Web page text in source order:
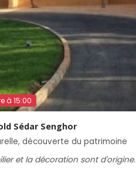
à 15:00
Sédar Senghor
découverte du patrimoine
et la décoration sont d'origine.